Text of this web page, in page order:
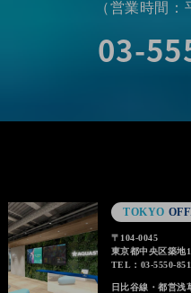
（営業時間：
03-
TOKYO
〒104-0045
東京都中央区築地
TEL：03-5550-
日比谷線・都営